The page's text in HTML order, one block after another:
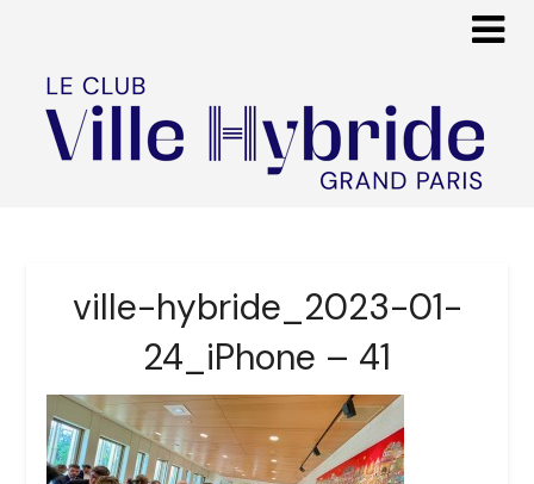
ville-hybride_2023-01-
24_iPhone – 41